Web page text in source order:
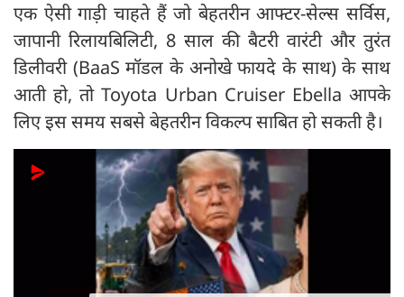
एक ऐसी गाड़ी चाहते हैं जो बेहतरीन आफ्टर-सेल्स सर्विस,
जापानी रिलायबिलिटी, 8 साल की बैटरी वारंटी और तुरंत
डिलीवरी (BaaS मॉडल के अनोखे फायदे के साथ) के साथ
आती हो, तो Toyota Urban Cruiser Ebella आपके
लिए इस समय सबसे बेहतरीन विकल्प साबित हो सकती है।